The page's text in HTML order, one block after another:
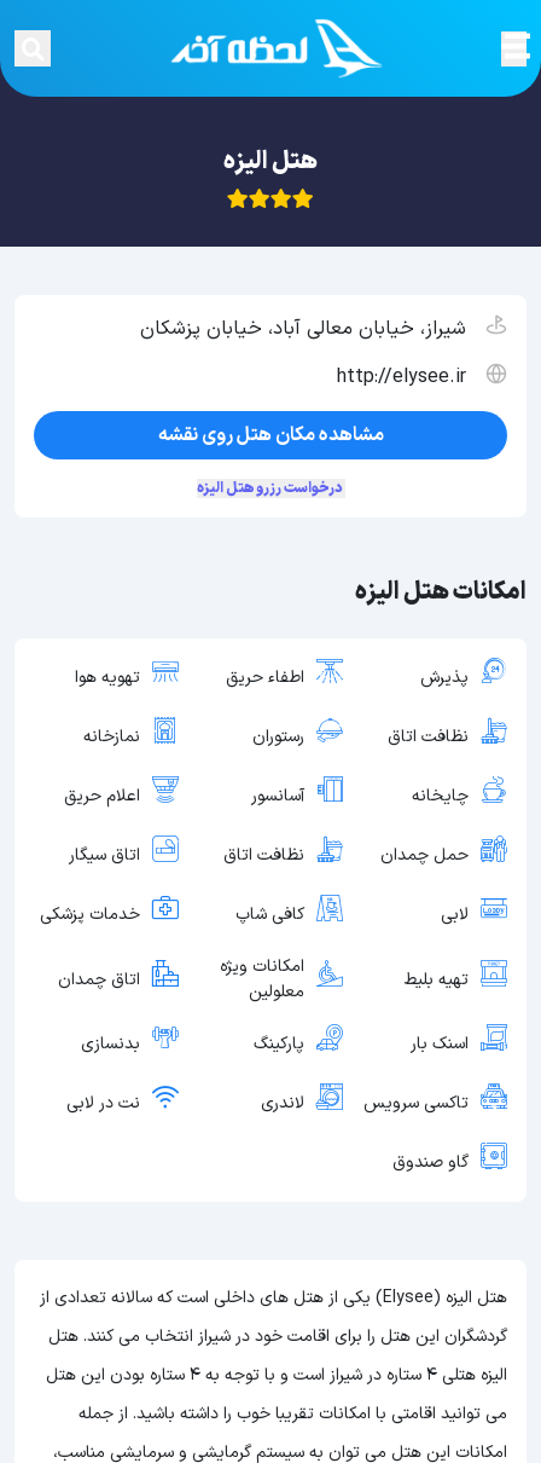
هتل الیزه
امکانات هتل الیزه
پذیرش اطفاء حریق تهویه هوا
نظافت اتاق رستوران نمازخانه
چایخانه آسانسور اعلام حریق
حمل چمدان نظافت اتاق اتاق سیگار
لابی کافی شاپ خدمات پزشکی
تهیه بلیط
امکانات ویژه
معلولین
اتاق چمدان
اسنک بار پارکینگ بدنسازی
تاکسی سرویس لاندری نت در لابی
گاو صندوق
هتل الیزه (Elysee) یکی از هتل های داخلی است که سالانه تعدادی از
گردشگران این هتل را برای اقامت خود در شیراز انتخاب می کنند. هتل
الیزه هتلی 4 ستاره در شیراز است و با توجه به 4 ستاره بودن این هتل
می توانید اقامتی با امکانات تقریبا خوب را داشته باشید. از جمله
امکانات این هتل می توان به سیستم گرمایشی و سرمایشی مناسب،
شیراز، خیابان معالی آباد، خیابان پزشکان
http://elysee.ir
مشاهده مکان هتل روی نقشه
درخواست رزرو هتل الیزه